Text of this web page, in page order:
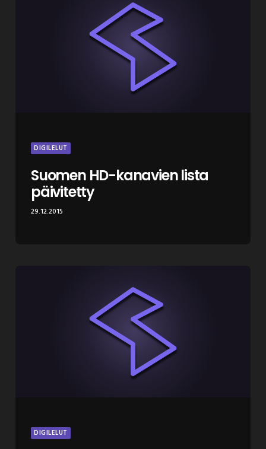
DIGILELUT
Suomen HD-kanavien lista
päivitetty
29.12.2015
DIGILELUT